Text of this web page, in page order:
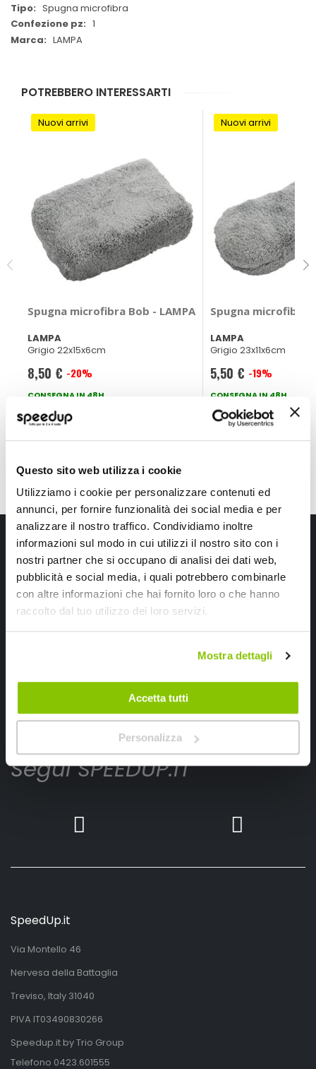
Questo sito web utilizza i cookie
Utilizziamo i cookie per personalizzare contenuti ed
annunci, per fornire funzionalità dei social media e per
analizzare il nostro traffico. Condividiamo inoltre
informazioni sul modo in cui utilizzi il nostro sito con i
nostri partner che si occupano di analisi dei dati web,
pubblicità e social media, i quali potrebbero combinarle
con altre informazioni che hai fornito loro o che hanno
raccolto dal tuo utilizzo dei loro servizi.
Mostra dettagli
Accetta tutti
Personalizza
Spugna microfibra
1
LAMPA
POTREBBERO INTERESSARTI
Nuovi arrivi
Spugna microfibra Bob - LAMPA
LAMPA
Grigio 22x15x6cm
Prezzo
speciale
8,50 € -20%
CONSEGNA IN 48H
Nuovi arrivi
Spugna microfibra
LAMPA
Grigio 23x11x6cm
Prezzo
speciale
5,50 € -19%
CONSEGNA IN 48H
Iscriviti alla newsletter Speedup
Ricevi subito uno sconto del 10% per il tuo primo acquisto online!
Ho letto e accettato il documentoprivacy policy
Iscrivimi
Segui SPEEDUP.IT
SpeedUp.it
Via Montello 46
Nervesa della Battaglia
Treviso, Italy 31040
PIVA IT03490830266
Speedup.it by Trio Group
Telefono 0423.601555